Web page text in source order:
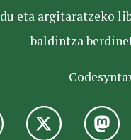
eta argitaratzeko
baldintza